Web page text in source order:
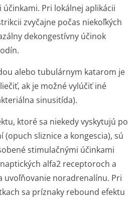
Pri lokálnej aplikácii
zvyčajne počas niekoľkých
dekongestívny účinok
alebo tubulárnym katarom je
ak je možné vylúčiť iné
sinusitída).
ktoré sa niekedy vyskytujú po
sliznice a kongescia), sú
stimulačnými účinkami
alfa2 receptoroch a
uvoľňovanie noradrenalínu. Pri
sa príznaky rebound efektu